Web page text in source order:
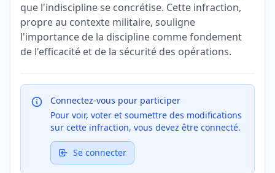
que l'indiscipline se concrétise. Cette infraction,
propre au contexte militaire, souligne
l'importance de la discipline comme fondement
de l'efficacité et de la sécurité des opérations.
Connectez-vous pour participer
Pour voir, voter et soumettre des modifications
sur cette infraction, vous devez être connecté.
Se connecter